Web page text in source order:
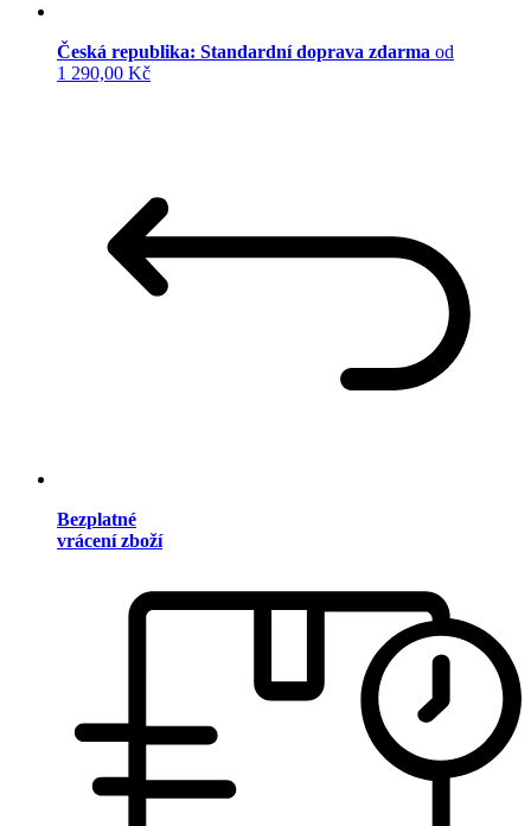
Česká republika: Standardní doprava zdarma od
1 290,00 Kč
Bezplatné
vrácení zboží